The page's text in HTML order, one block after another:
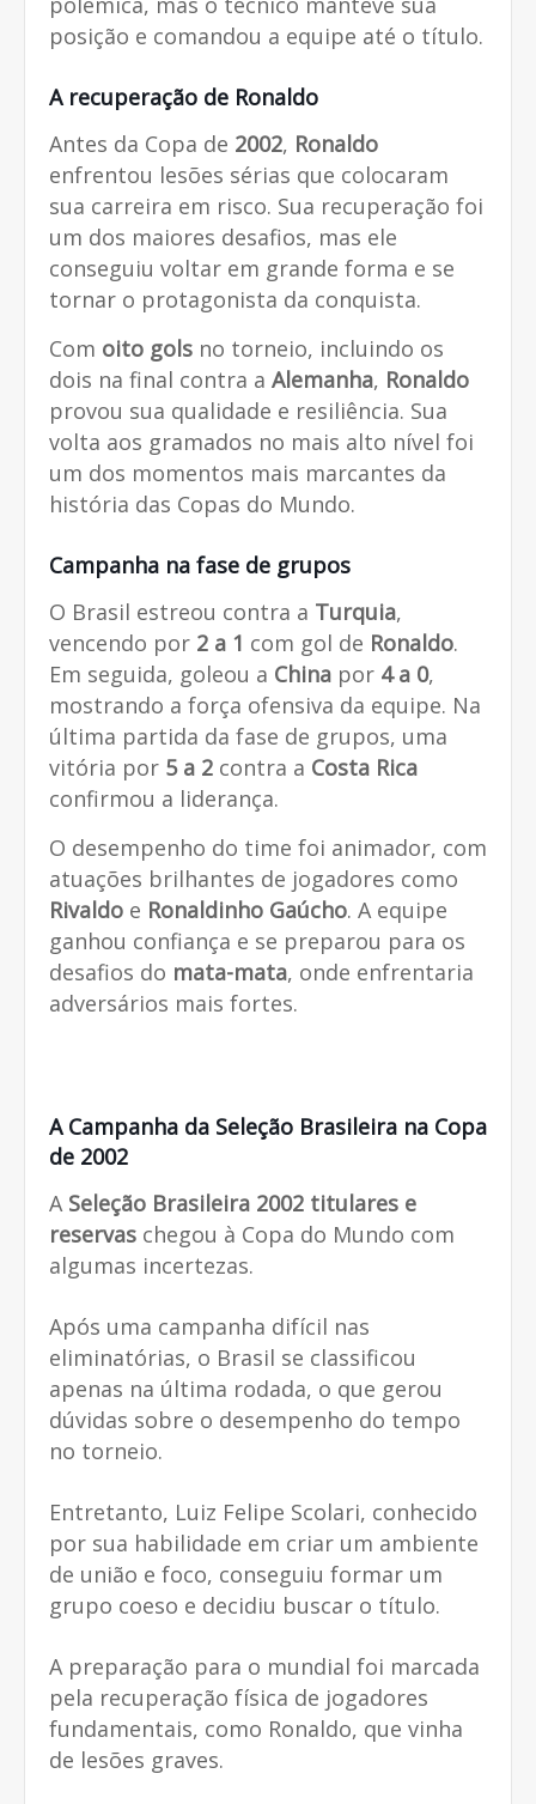
posição e comandou a equipe até o título.
A recuperação de Ronaldo
Antes da Copa de 2002, Ronaldo
enfrentou lesões sérias que colocaram
sua carreira em risco. Sua recuperação foi
um dos maiores desafios, mas ele
conseguiu voltar em grande forma e se
tornar o protagonista da conquista.
Com oito gols no torneio, incluindo os
dois na final contra a Alemanha, Ronaldo
provou sua qualidade e resiliência. Sua
volta aos gramados no mais alto nível foi
um dos momentos mais marcantes da
história das Copas do Mundo.
Campanha na fase de grupos
O Brasil estreou contra a Turquia,
vencendo por 2 a 1 com gol de Ronaldo.
Em seguida, goleou a China por 4 a 0,
mostrando a força ofensiva da equipe. Na
última partida da fase de grupos, uma
vitória por 5 a 2 contra a Costa Rica
confirmou a liderança.
O desempenho do time foi animador, com
atuações brilhantes de jogadores como
Rivaldo e Ronaldinho Gaúcho. A equipe
ganhou confiança e se preparou para os
desafios do mata-mata, onde enfrentaria
adversários mais fortes.
A Campanha da Seleção Brasileira na Copa
de 2002
A Seleção Brasileira 2002 titulares e
reservas chegou à Copa do Mundo com
algumas incertezas.
Após uma campanha difícil nas
eliminatórias, o Brasil se classificou
apenas na última rodada, o que gerou
dúvidas sobre o desempenho do tempo
no torneio.
Entretanto, Luiz Felipe Scolari, conhecido
por sua habilidade em criar um ambiente
de união e foco, conseguiu formar um
grupo coeso e decidiu buscar o título.
A preparação para o mundial foi marcada
pela recuperação física de jogadores
fundamentais, como Ronaldo, que vinha
de lesões graves.